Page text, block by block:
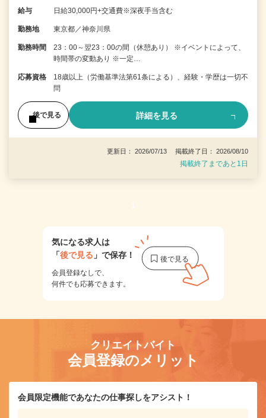
給与 日給30,000円+交通費※深夜手当含む
勤務地 東京都／神奈川県
勤務時間
23：00～翌23：00の間（休憩あり） ※イベントによって、
時間帯の変動あり ※一定…
応募資格
18歳以上（労働基準法第61条による）、経験・学歴は一切不
問
後で見る 詳細を見る
更新日： 2026/07/13 掲載終了日： 2026/08/10
掲載終了まであと1日
1
気になる求人は
「後で見る 」で保存！
会員登録なしで、
何件でも応募できます。
クリエイトバイト
会員登録のメリット
会員限定機能であなたの仕事探しをアシスト！